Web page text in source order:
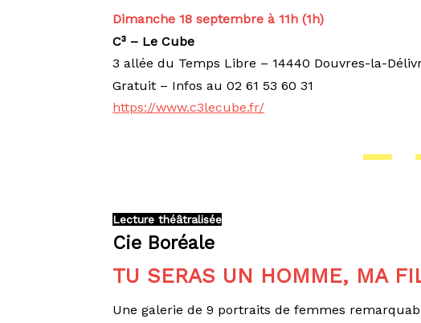
Dimanche 18 septembre à 11h (1h)
C³ – Le Cube
3 allée du Temps Libre – 14440 Douvres-la-
Gratuit – Infos au 02 61 53 60 31
https://www.c3lecube.fr/
–
Lecture théâtralisée
Cie Boréale
TU SERAS UN HOMME, MA
Une galerie de 9 portraits de femmes